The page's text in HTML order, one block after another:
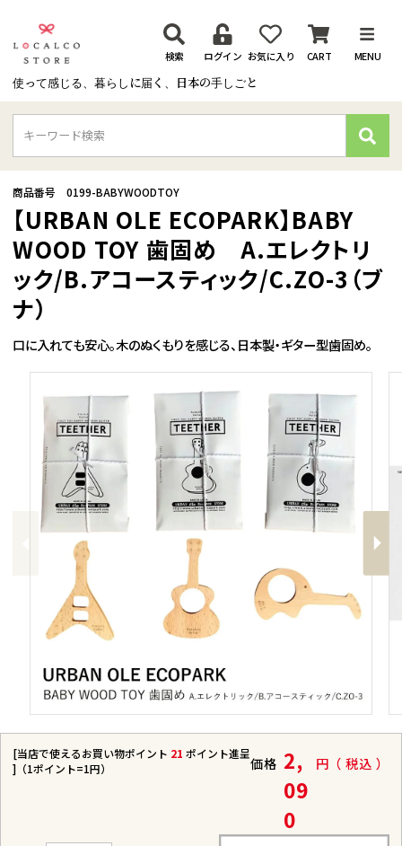
使って感じる、暮らしに届く、日本の手しごと
検索 ログイン お気に入り CART MENU
検
索
Previous
口に入れても安心。木のぬくもりを感じる、日本製・ギター型歯固め。
【URBAN OLE ECOPARK】BABY
WOOD TOY 歯固め A.エレクトリ
ック/B.アコースティック/C.ZO-3（ブ
ナ）
商品番号 0199-BABYWOODTOY
[当店で使えるお買い物ポイント 21 ポイント進呈
]（1ポイント=1円）
価格 2,
09
0
税込